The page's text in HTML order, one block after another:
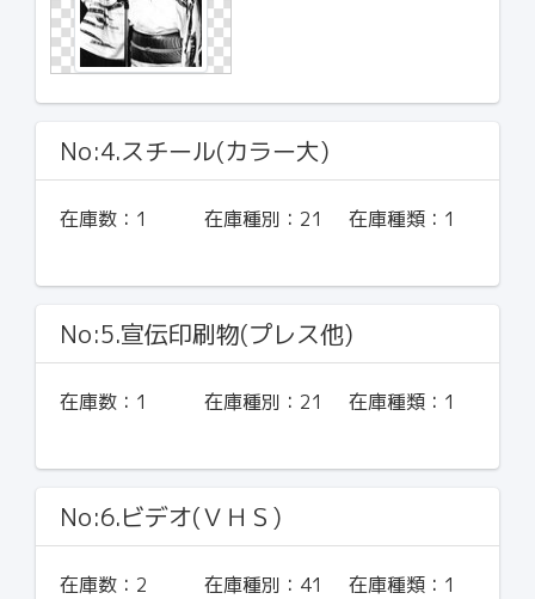
No:4.スチール(カラー大)
在庫数： 1 在庫種別： 21 在庫種類： 1
No:5.宣伝印刷物(プレス他)
在庫数： 1 在庫種別： 21 在庫種類： 1
No:6.ビデオ(ＶＨＳ)
在庫数： 2 在庫種別： 41 在庫種類： 1